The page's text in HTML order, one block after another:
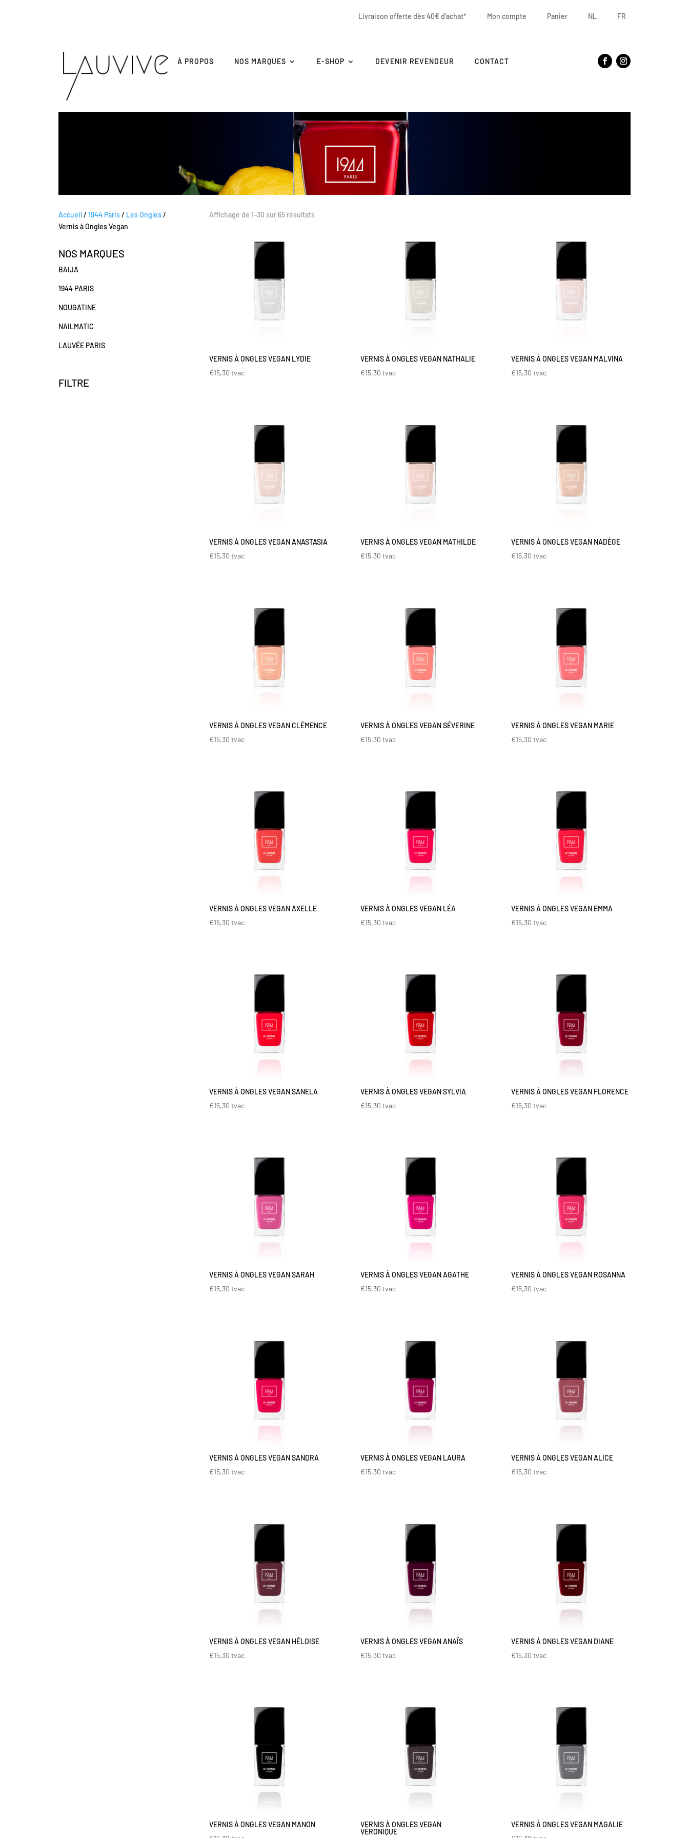
Livraison offerte dès 40€ d’achat* Mon compte Panier NL FR
À PROPOS NOS MARQUES E-SHOP DEVENIR REVENDEUR CONTACT
Accueil/1944 Paris/ Les Ongles/
Vernis à Ongles Vegan
NOS MARQUES
BAIJA
1944 PARIS
NOUGATINE
NAILMATIC
LAUVÉE PARIS
FILTRE
Affichage de 1–30 sur 65 résultats
VERNIS À ONGLES VEGAN LYDIE
€15,30 tvac
VERNIS À ONGLES VEGAN NATHALIE
€15,30 tvac
VERNIS À ONGLES VEGAN MALVINA
€15,30 tvac
VERNIS À ONGLES VEGAN ANASTASIA
€15,30 tvac
VERNIS À ONGLES VEGAN MATHILDE
€15,30 tvac
VERNIS À ONGLES VEGAN NADÈGE
€15,30 tvac
VERNIS À ONGLES VEGAN CLÉMENCE
€15,30 tvac
VERNIS À ONGLES VEGAN SÉVERINE
€15,30 tvac
VERNIS À ONGLES VEGAN MARIE
€15,30 tvac
VERNIS À ONGLES VEGAN AXELLE
€15,30 tvac
VERNIS À ONGLES VEGAN LÉA
€15,30 tvac
VERNIS À ONGLES VEGAN EMMA
€15,30 tvac
VERNIS À ONGLES VEGAN SANELA
€15,30 tvac
VERNIS À ONGLES VEGAN SYLVIA
€15,30 tvac
VERNIS À ONGLES VEGAN FLORENCE
€15,30 tvac
VERNIS À ONGLES VEGAN SARAH
€15,30 tvac
VERNIS À ONGLES VEGAN AGATHE
€15,30 tvac
VERNIS À ONGLES VEGAN ROSANNA
€15,30 tvac
VERNIS À ONGLES VEGAN SANDRA
€15,30 tvac
VERNIS À ONGLES VEGAN LAURA
€15,30 tvac
VERNIS À ONGLES VEGAN ALICE
€15,30 tvac
VERNIS À ONGLES VEGAN HÉLOISE
€15,30 tvac
VERNIS À ONGLES VEGAN ANAÏS
€15,30 tvac
VERNIS À ONGLES VEGAN DIANE
€15,30 tvac
VERNIS À ONGLES VEGAN MANON
VERNIS À ONGLES VEGAN
VÉRONIQUE
VERNIS À ONGLES VEGAN MAGALIE